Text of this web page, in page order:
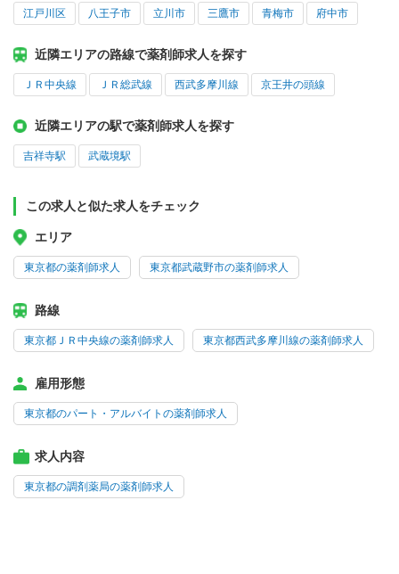
江戸川区 八王子市 立川市 三鷹市 青梅市 府中市
近隣エリアの路線で薬剤師求人を探す
ＪＲ中央線 ＪＲ総武線 西武多摩川線 京王井の頭線
近隣エリアの駅で薬剤師求人を探す
吉祥寺駅 武蔵境駅
この求人と似た求人をチェック
エリア
東京都の薬剤師求人 東京都武蔵野市の薬剤師求人
路線
東京都ＪＲ中央線の薬剤師求人 東京都西武多摩川線の薬剤師求人
雇用形態
東京都のパート・アルバイトの薬剤師求人
求人内容
東京都の調剤薬局の薬剤師求人